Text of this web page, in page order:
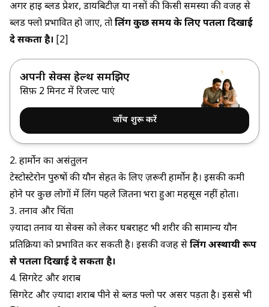
अगर हाई ब्लड प्रेशर, डायबिटीज़ या नसों की किसी समस्या की वजह से
ब्लड फ्लो प्रभावित हो जाए, तोलिंग कुछ समय के लिए पतला दिखाई
दे सकता है। [2]
अपनी सेक्स हेल्थ समझिए
सिर्फ़ 2 मिनट में रिजल्ट पाएं
जाँच शुरू करें
2. हार्मोन का असंतुलन
टेस्टोस्टेरोन पुरुषों की यौन सेहत के लिए ज़रूरी हार्मोन है। इसकी कमी
होने पर कुछ लोगों में लिंग पहले जितना भरा हुआ महसूस नहीं होता।
3. तनाव और चिंता
ज़्यादा तनाव या सेक्स को लेकर घबराहट भी शरीर की सामान्य यौन
प्रतिक्रिया को प्रभावित कर सकती है। इसकी वजह सेलिंग अस्थायी रूप
से पतला दिखाई दे सकता है।
4. सिगरेट और शराब
सिगरेट और ज़्यादा शराब पीने से ब्लड फ्लो पर असर पड़ता है। इससे भी